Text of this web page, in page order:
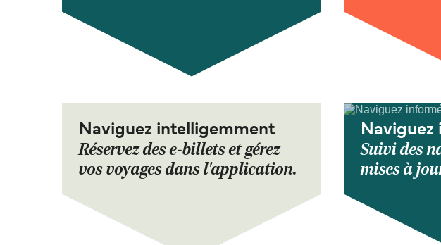
Naviguez intelligemment
Réservez des e-billets et gérez
vos voyages dans l'application.
Naviguez
Suivi des
mises à